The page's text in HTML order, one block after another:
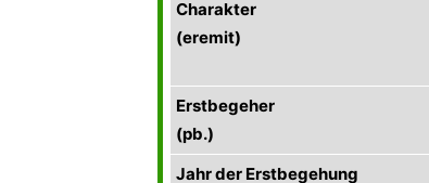
Charakter
(eremit)
Erstbegeher
(pb.)
Jahr der Erstbegehung